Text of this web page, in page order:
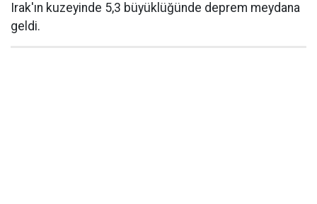
Irak'ın kuzeyinde 5,3 büyüklüğünde deprem meydana
geldi.